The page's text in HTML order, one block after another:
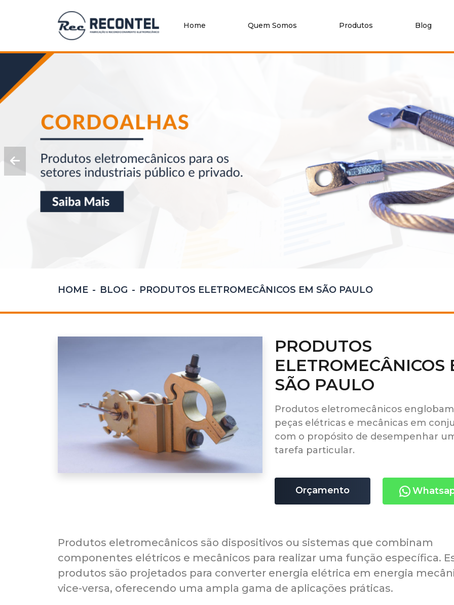
Home Quem Somos Produtos Blog
Home
Quem
Somos
Contato
HOME BLOG PRODUTOS ELETROMECÂNICOS EM SÃO PAULO
PRODUTOS
ELETROMECÂNICOS
SÃO PAULO
Produtos eletromecânicos englobam
peças elétricas e mecânicas em
com o propósito de desempenhar
tarefa particular.
Orçamento
Produtos eletromecânicos são dispositivos ou sistemas que combinam
componentes elétricos e mecânicos para realizar uma função específica.
produtos são projetados para converter energia elétrica em energia
vice-versa, oferecendo uma ampla gama de aplicações práticas.